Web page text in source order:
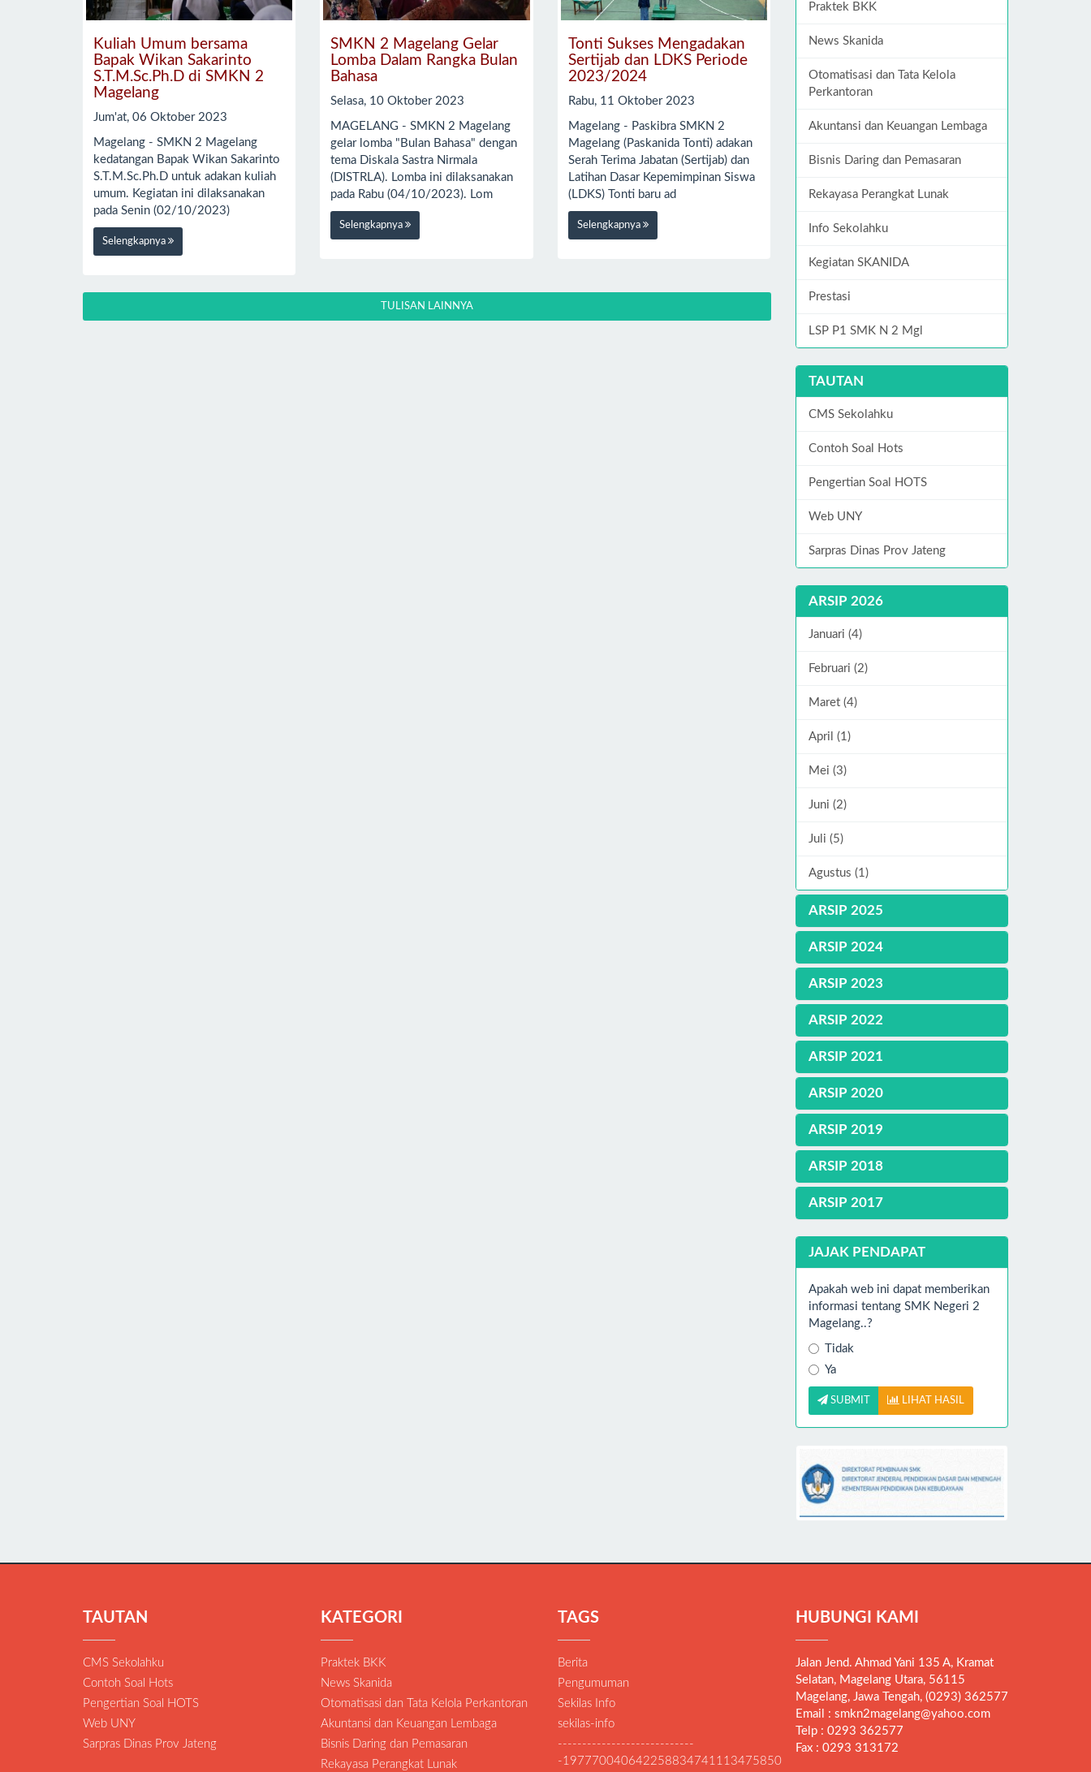
Kuliah Umum bersama
Bapak Wikan Sakarinto
S.T.M.Sc.Ph.D di SMKN 2
Magelang
Jum'at, 06 Oktober 2023
Magelang - SMKN 2 Magelang
kedatangan Bapak Wikan Sakarinto
S.T.M.Sc.Ph.D untuk adakan kuliah
umum. Kegiatan ini dilaksanakan
pada Senin (02/10/2023)
Selengkapnya
SMKN 2 Magelang Gelar
Lomba Dalam Rangka Bulan
Bahasa
Selasa, 10 Oktober 2023
MAGELANG - SMKN 2 Magelang
gelar lomba "Bulan Bahasa" dengan
tema Diskala Sastra Nirmala
(DISTRLA). Lomba ini dilaksanakan
pada Rabu (04/10/2023). Lom
Selengkapnya
Tonti Sukses Mengadakan
Sertijab dan LDKS Periode
2023/2024
Rabu, 11 Oktober 2023
Magelang - Paskibra SMKN 2
Magelang (Paskanida Tonti) adakan
Serah Terima Jabatan (Sertijab) dan
Latihan Dasar Kepemimpinan Siswa
(LDKS) Tonti baru ad
Selengkapnya
TULISAN LAINNYA
Praktek BKK
News Skanida
Otomatisasi dan Tata Kelola
Perkantoran
Akuntansi dan Keuangan Lembaga
Bisnis Daring dan Pemasaran
Rekayasa Perangkat Lunak
Info Sekolahku
Kegiatan SKANIDA
Prestasi
LSP P1 SMK N 2 Mgl
TAUTAN
CMS Sekolahku
Contoh Soal Hots
Pengertian Soal HOTS
Web UNY
Sarpras Dinas Prov Jateng
ARSIP 2026
Januari (4)
Februari (2)
Maret (4)
April (1)
Mei (3)
Juni (2)
Juli (5)
Agustus (1)
ARSIP 2025
ARSIP 2024
ARSIP 2023
ARSIP 2022
ARSIP 2021
ARSIP 2020
ARSIP 2019
ARSIP 2018
ARSIP 2017
JAJAK PENDAPAT
Apakah web ini dapat memberikan
informasi tentang SMK Negeri 2
Magelang..?
Tidak
Ya
SUBMIT LIHAT HASIL
TAUTAN
CMS Sekolahku
Contoh Soal Hots
Pengertian Soal HOTS
Web UNY
Sarpras Dinas Prov Jateng
KATEGORI
Praktek BKK
News Skanida
Otomatisasi dan Tata Kelola Perkantoran
Akuntansi dan Keuangan Lembaga
Bisnis Daring dan Pemasaran
Rekayasa Perangkat Lunak
TAGS
Berita
Pengumuman
Sekilas Info
sekilas-info
----------------------------
-197770040642258834741113475850
HUBUNGI KAMI
Jalan Jend. Ahmad Yani 135 A, Kramat
Selatan, Magelang Utara, 56115
Magelang, Jawa Tengah, (0293) 362577
Email : smkn2magelang@yahoo.com
Telp : 0293 362577
Fax : 0293 313172